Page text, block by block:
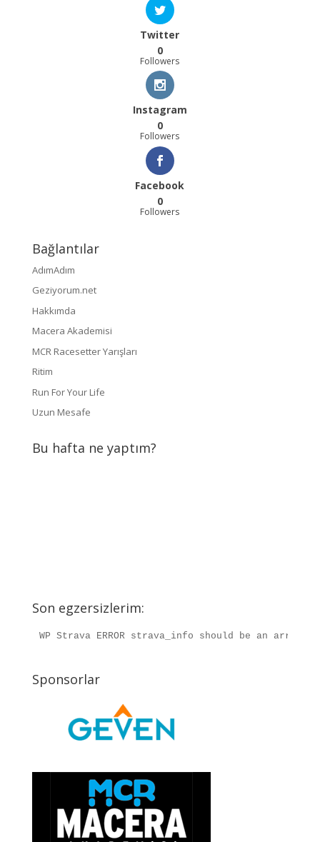
Twitter
0
Followers
Instagram
0
Followers
Facebook
0
Followers
Bağlantılar
AdımAdım
Geziyorum.net
Hakkımda
Macera Akademisi
MCR Racesetter Yarışları
Ritim
Run For Your Life
Uzun Mesafe
Bu hafta ne yaptım?
Son egzersizlerim:
WP Strava ERROR strava_info should be an
Sponsorlar